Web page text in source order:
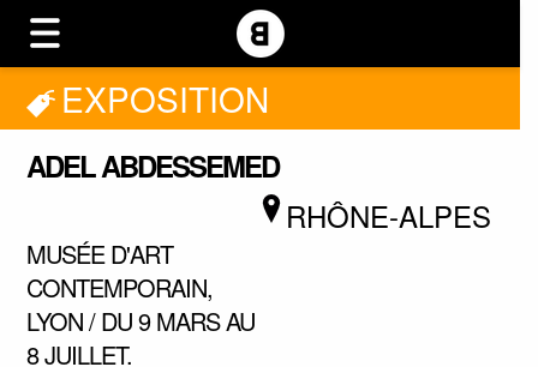
EXPOSITION
ADEL ABDESSEMED
RHÔNE-ALPES
MUSÉE D'ART
CONTEMPORAIN,
LYON / DU 9 MARS AU
8 JUILLET.